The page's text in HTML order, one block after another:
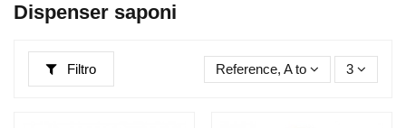
Dispenser saponi
Filtro Reference, A to Z 3